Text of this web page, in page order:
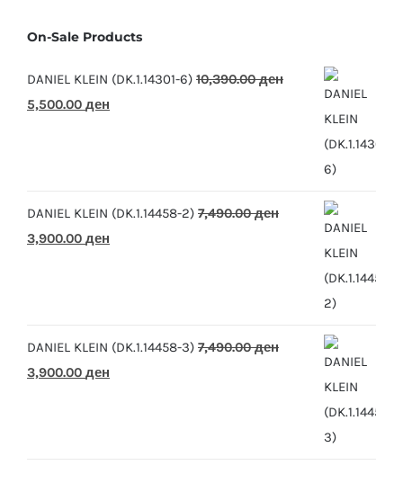
On-Sale Products
DANIEL KLEIN (DK.1.14301-6) 10,390.00ден
Original
5,500.00 ден
DANIEL KLEIN (DK.1.14458-2) 7,490.00ден
Original
3,900.00 ден
DANIEL KLEIN (DK.1.14458-3) 7,490.00ден
Original
3,900.00 ден